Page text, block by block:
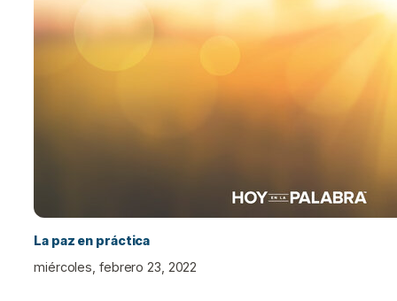
La paz en práctica
miércoles, febrero 23, 2022